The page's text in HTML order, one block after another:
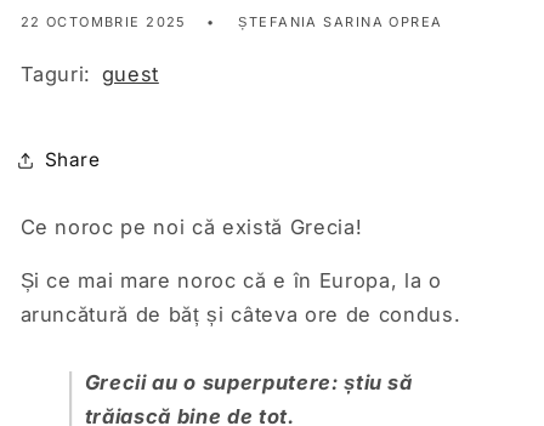
22 OCTOMBRIE 2025 ȘTEFANIA SARINA OPREA
Taguri: guest
Share
Ce noroc pe noi că există Grecia!
Și ce mai mare noroc că e în Europa, la o
aruncătură de băț și câteva ore de condus.
Grecii au o superputere: știu să
trăiască bine de tot.